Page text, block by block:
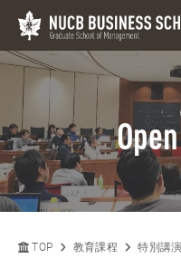
TOP 教育課程 特別講演